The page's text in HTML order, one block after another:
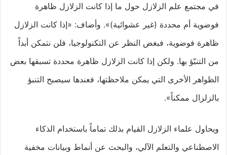
في مجتمع علم الزلازل حول ما إذا كانت الزلازل ظاهرة
فوضوية أم محددة (غير عشوائية)». وأضاف: «إذا كانت الزلازل
ظاهرة فوضوية، فبغض النظر عن التكنولوجيا، فلن نتمكن أبداً
من التنبّؤ بها. ولكن إذا كانت الزلازل ظاهرة محددة تسبقها بعض
الظواهر الأخرى التي يمكن ملاحظتها، فعندها سيصبح التنبؤ
بالزلزال ممكناً».
ويحاول علماء الزلازل القيام بذلك تماماً باستخدام الذكاء
الاصطناعي والتعلم الآلي، والبحث عن أنماط وبيانات مخفية